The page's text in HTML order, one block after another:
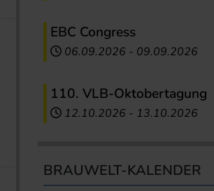
EBC Congress
06.09.2026 - 09.09.2026
110. VLB-Oktobertagung
12.10.2026 - 13.10.2026
BRAUWELT-KALENDER